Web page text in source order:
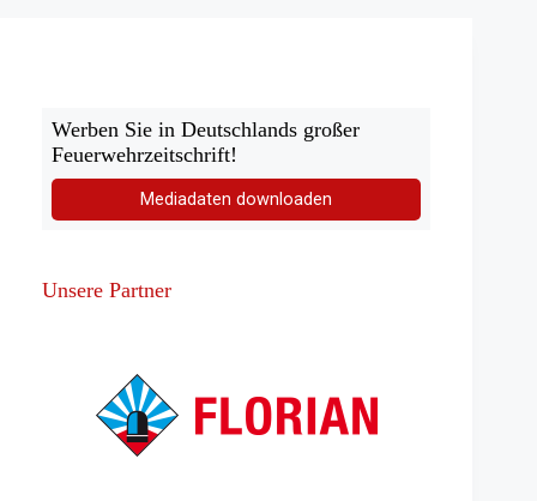
Werben Sie in Deutschlands großer
Feuerwehrzeitschrift!
Mediadaten downloaden
Unsere Partner